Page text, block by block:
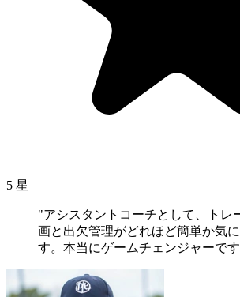
5 星
"アシスタントコーチとして、トレ
画と出欠管理がどれほど簡単か気
す。本当にゲームチェンジャーで